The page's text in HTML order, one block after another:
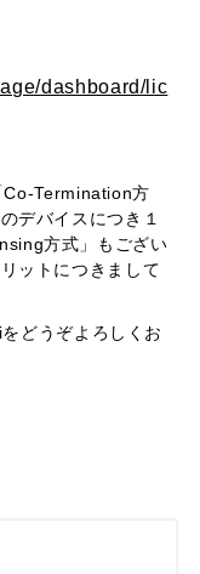
dashboard/lic
Co-Termination方
デバイスにつき１
方式」もござい
ットにつきまして
どうぞよろしくお